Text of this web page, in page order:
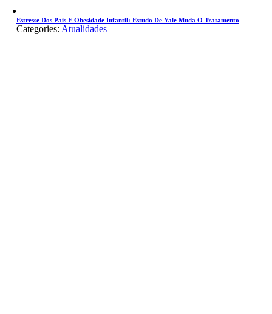
Estresse Dos Pais E Obesidade Infantil: Estudo De Yale Muda O Tratamento
Categories: Atualidades